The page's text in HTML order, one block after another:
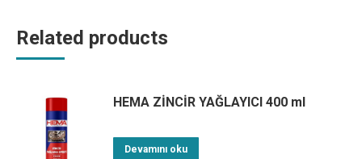
Related products
HEMA ZİNCİR YAĞLAYICI 400 ml
Devamını oku